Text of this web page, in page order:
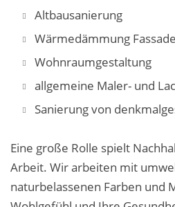
Altbausanierung
Wärmedämmung Fassade
Wohnraumgestaltung
allgemeine Maler- und
Sanierung von
Eine große Rolle spielt
Arbeit. Wir arbeiten mit
naturbelassenen Farben und